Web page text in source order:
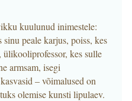
kuulunud inimestele:
sinu peale karjus, poiss, kes
ülikooliprofessor, kes sulle
armsam, isegi
– võimalused on
olemise kunsti lipulaev.